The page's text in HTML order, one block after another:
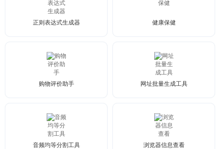
正则表达式生成器 健康保健
购物评价助手 网址批量生成工具
音频均等分割工具 浏览器信息查看